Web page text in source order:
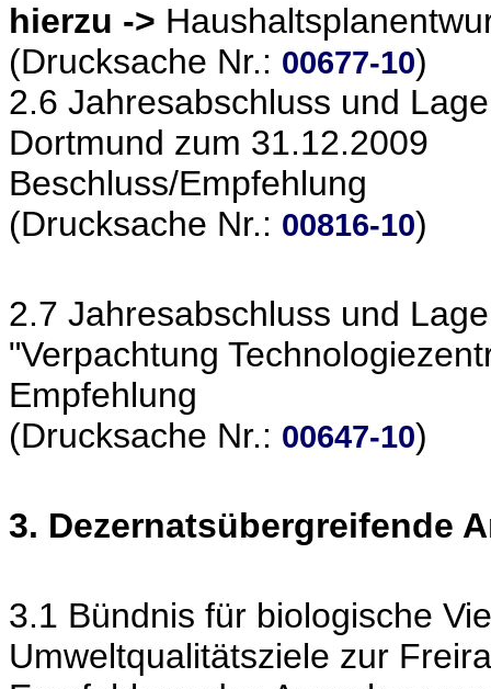
hierzu ->
(Drucksache Nr.: 00677-10)
2.6 Jahresabschluss und
Dortmund zum 31.12.2009
Beschluss/Empfehlung
(Drucksache Nr.: 00816-10)
2.7 Jahresabschluss und
"Verpachtung
Empfehlung
(Drucksache Nr.: 00647-10)
3. Dezernatsübergreifende
3.1 Bündnis für biologische
Umweltqualitätsziele zur